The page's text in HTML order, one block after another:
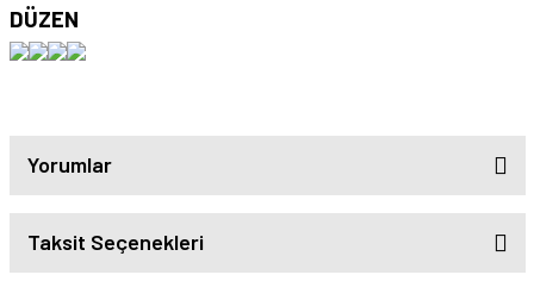
DÜZEN
Yorumlar
Taksit Seçenekleri